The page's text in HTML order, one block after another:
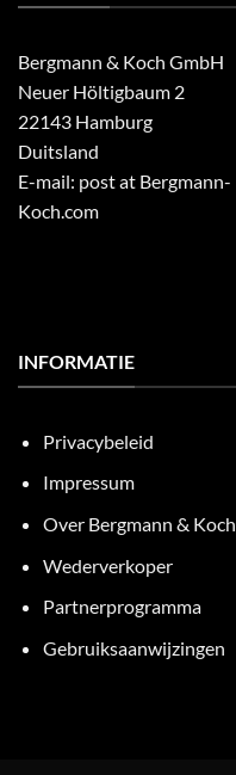
Bergmann & Koch GmbH
Neuer Höltigbaum 2
22143 Hamburg
Duitsland
E-mail: post at Bergmann-
Koch.com
INFORMATIE
Privacybeleid
Impressum
Over Bergmann & Koch
Wederverkoper
Partnerprogramma
Gebruiksaanwijzingen